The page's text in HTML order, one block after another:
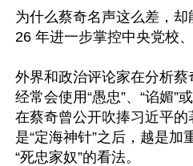
为什么蔡奇名声这么差，
26 年进一步掌控中央党校
外界和政治评论家在分析蔡
经常会使用“愚忠”、“谄媚”
在蔡奇曾公开吹捧习近平的
是“定海神针”之后，越是加
“死忠家奴”的看法。